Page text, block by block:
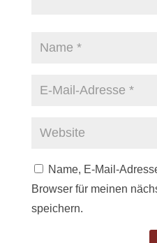
Name, E-Mail-
Browser für meinen
speichern.